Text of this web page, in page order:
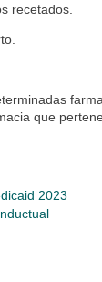
recetados.
que
2023